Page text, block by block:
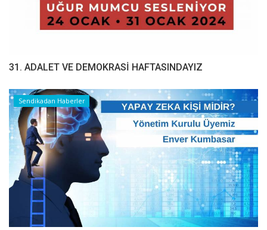
31. ADALET VE DEMOKRASİ HAFTASINDAYIZ
Sendikadan Haberler